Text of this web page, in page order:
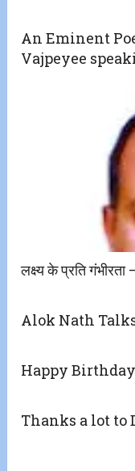
An Eminent
Vajpeyee
लक्ष्य के प्रति
Alok Nath
Happy
Thanks a lot to